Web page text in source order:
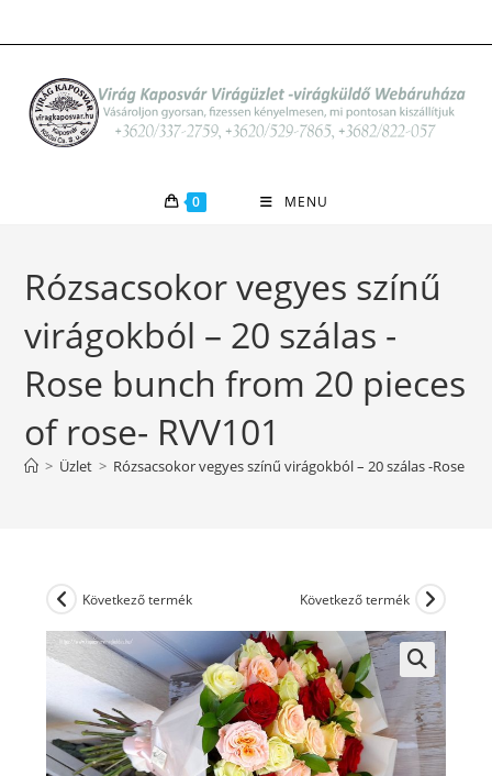
to
0 MENU
Rózsacsokor vegyes színű
virágokból – 20 szálas -
Rose bunch from 20 pieces
of rose- RVV101
> Üzlet > Rózsacsokor vegyes színű virágokból – 20 szálas -Rose
Következő termék Következő termék